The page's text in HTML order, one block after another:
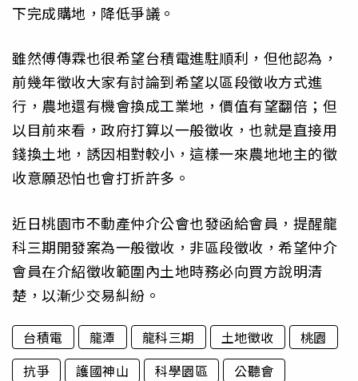
下完成購地，降低爭議。
雖然傅傳霖也很希望台積電進駐順利，但他認為，
前幾年徵收大家有討論到希望以區段徵收方式進
行，農地還有機會換成工業地，價值有望翻倍；但
以目前來看，政府打算以一般徵收，也就是直接用
錢換土地，誘因相對較小，這樣一來農地地主的徵
收意願恐怕也會打折許多。
近日桃園市不動產仲介公會也發函給會員，提醒龍
科三期開發案為一般徵收，非區段徵收，希望仲介
會員在介紹徵收範圍內土地時務必向買方說明清
楚，以漸少交易糾紛。
台積電 龍潭 龍科三期 土地徵收
桃園
抗爭
護國神山 科學園區
公聽會